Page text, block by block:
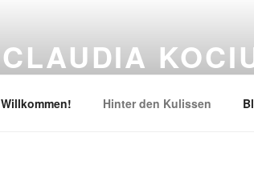
CLAUDIA
Willkommen! Hinter den Kulissen